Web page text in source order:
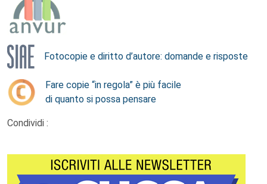
Fotocopie e diritto d’autore: domande e risposte
Fare copie “in regola” è più facile
di quanto si possa pensare
Condividi :